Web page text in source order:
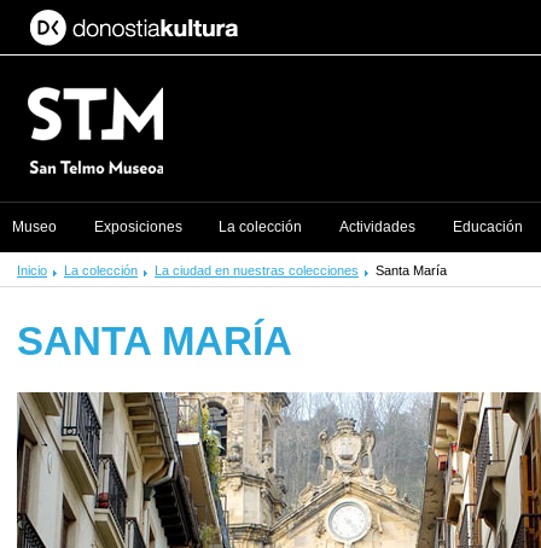
Inicio La colección La ciudad en nuestras colecciones Santa María
SANTA MARÍA
Museo Exposiciones La colección Actividades Educación